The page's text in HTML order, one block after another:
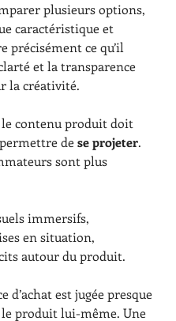
plusieurs options,
caractéristique et
précisément ce qu’il
et la transparence
la créativité.
le contenu produit doit
de se projeter.
sont plus
immersifs,
en situation,
autour du produit.
d’achat est jugée presque
produit lui-même. Une